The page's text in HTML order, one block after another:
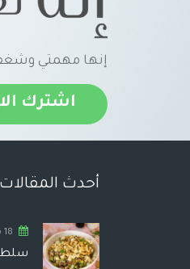
إنها مهمتي
اشترك
أحدث المقالات
18 مايو,2026